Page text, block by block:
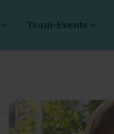
Team-Events